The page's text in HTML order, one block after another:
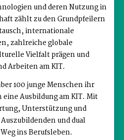
und deren Nutzung in
zählt zu den Grundpfeilern
internationale
zahlreiche globale
Vielfalt prägen und
Arbeiten am KIT.
100 junge Menschen ihr
Ausbildung am KIT. Mit
Unterstützung und
und dual
ins Berufsleben.